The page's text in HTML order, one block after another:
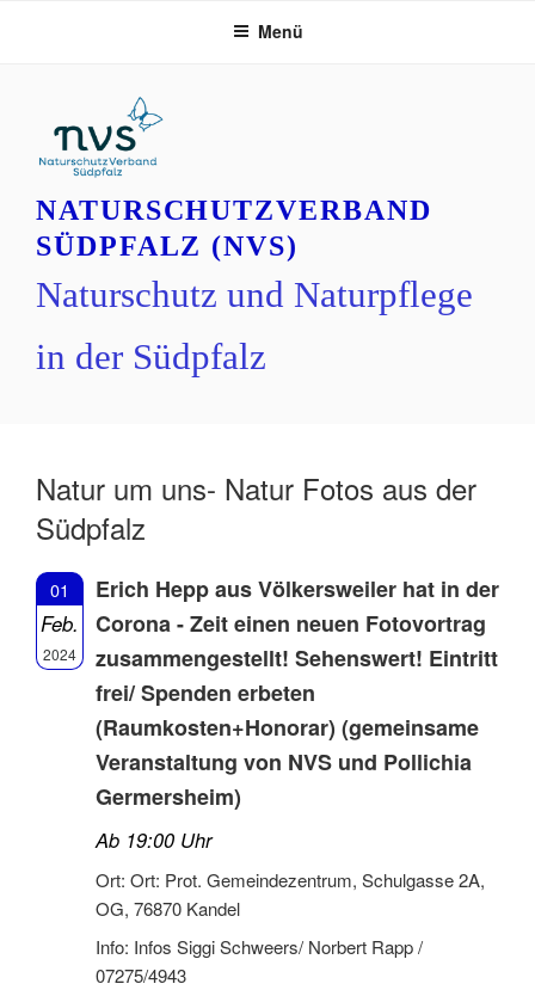
NATURSCHUTZVERBAND
SÜDPFALZ (NVS)
Naturschutz und Naturpflege
in der Südpfalz
Menü
Natur um uns- Natur Fotos aus der
Südpfalz
01
Feb.
2024
Erich Hepp aus Völkersweiler hat in der
Corona - Zeit einen neuen Fotovortrag
zusammengestellt! Sehenswert! Eintritt
frei/ Spenden erbeten
(Raumkosten+Honorar) (gemeinsame
Veranstaltung von NVS und Pollichia
Germersheim)
Ab 19:00 Uhr
Ort: Ort: Prot. Gemeindezentrum, Schulgasse 2A,
OG, 76870 Kandel
Info: Infos Siggi Schweers/ Norbert Rapp /
07275/4943